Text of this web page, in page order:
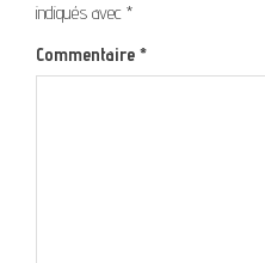
indiqués avec *
Commentaire *